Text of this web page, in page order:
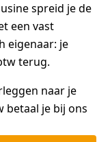
spreid je de
een vast
eigenaar: je
terug.
naar je
betaal je bij ons